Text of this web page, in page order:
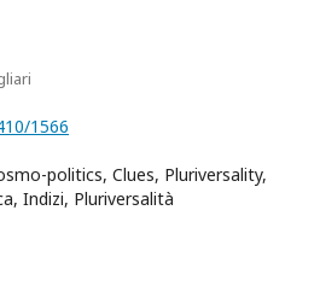
1566
politics, Clues, Pluriversality,
Indizi, Pluriversalità